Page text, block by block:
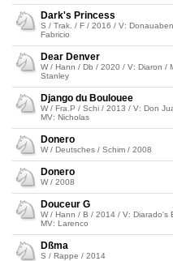
Dark's Princess
S / Trak. / F / 2016 / V:
Fabricio
Dear Denver
W / Hann / Db / 2020 / V: Diaron /
Stanley
Django du Boulouee
W / Fra.P / Schi / 2013 / V: Don
MV: Nicholas
Donero
W / Deutsches / Schim / 2008
Donero
W / 2008
Douceur G
W / Hann / B / 2014 / V: Diarado's
MV: Larenco
Dßma
S / Rappe / 2014